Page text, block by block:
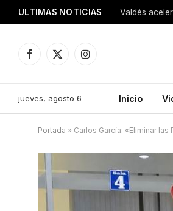
ULTIMAS NOTICIAS
Facebook
X
Instagram
jueves, agosto 6 Inicio
Portada » Carlos García: «Eliminar